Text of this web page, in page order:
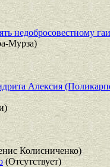
недобросовестному
Мурза)
Алексия
Колисниченко)
(Отсутствует)